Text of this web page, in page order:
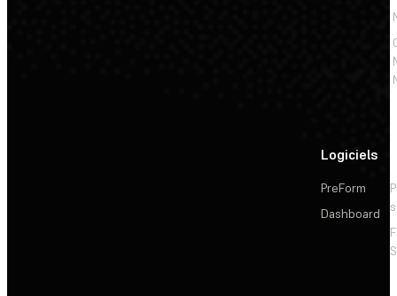
Logiciels
PreForm
Dashboard